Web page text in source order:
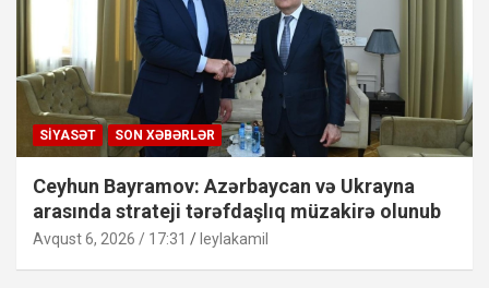
SIYASƏT SON XƏBƏRLƏR
Ceyhun Bayramov: Azərbaycan və Ukrayna
arasında strateji tərəfdaşlıq müzakirə olunub
Avqust 6, 2026 / 17:31 leylakamil